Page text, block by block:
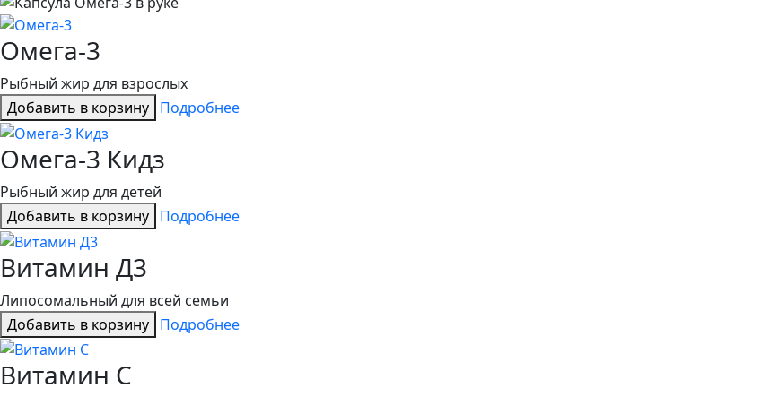
Омега-3
Рыбный жир для взрослых
Добавить в корзину Подробнее
Омега-3 Кидз
Рыбный жир для детей
Добавить в корзину Подробнее
Витамин Д3
Липосомальный для всей семьи
Добавить в корзину Подробнее
Витамин С